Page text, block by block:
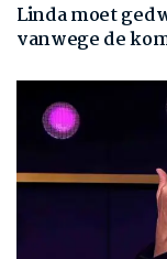
Linda moet
vanwege de